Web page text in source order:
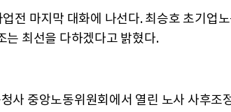
전 마지막 대화에 나선다. 최승호 초기업
는 최선을 다하겠다고 밝혔다.
사 중앙노동위원회에서 열린 노사 사후조